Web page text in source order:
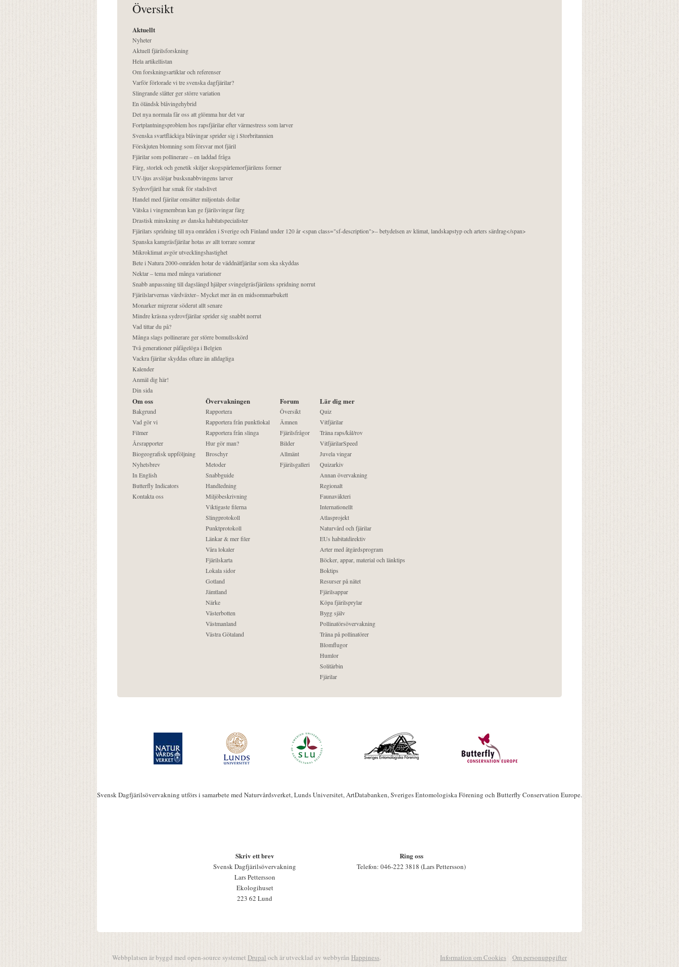
Översikt
Aktuellt
Nyheter
Aktuell fjärilsforskning
Hela artikellistan
Om forskningsartiklar och referenser
Varför förlorade vi tre svenska dagfjärilar?
Slingrande slåtter ger större variation
En öländsk blåvingehybrid
Det nya normala får oss att glömma hur det var
Fortplantningsproblem hos rapsfjärilar efter värmestress som larver
Svenska svartfläckiga blåvingar sprider sig i Storbritannien
Förskjuten blomning som försvar mot fjäril
Fjärilar som pollinerare – en laddad fråga
Färg, storlek och genetik skiljer skogspärlemorfjärilens former
UV-ljus avslöjar busksnabbvingens larver
Sydrovfjäril har smak för stadslivet
Handel med fjärilar omsätter miljontals dollar
Vätska i vingmembran kan ge fjärilsvingar färg
Drastisk minskning av danska habitatspecialister
Fjärilars spridning till nya områden i Sverige och Finland under 120 år <span class="sf-description">– betydelsen av klimat, landskapstyp och arters särdrag</span>
Spanska kamgräsfjärilar hotas av allt torrare somrar
Mikroklimat avgör utvecklingshastighet
Bete i Natura 2000-områden hotar de väddnätfjärilar som ska skyddas
Nektar – tema med många variationer
Snabb anpassning till dagslängd hjälper svingelgräsfjärilens spridning norrut
Fjärilslarvernas värdväxter– Mycket mer än en midsommarbukett
Monarker migrerar söderut allt senare
Mindre kräsna sydrovfjärilar sprider sig snabbt norrut
Vad tittar du på?
Många slags pollinerare ger större bomullsskörd
Två generationer påfågelöga i Belgien
Vackra fjärilar skyddas oftare än alldagliga
Kalender
Anmäl dig här!
Din sida
Om oss
Bakgrund
Vad gör vi
Filmer
Årsrapporter
Biogeografisk uppföljning
Nyhetsbrev
In English
Butterfly Indicators
Kontakta oss
Övervakningen
Rapportera
Rapportera från punktlokal
Rapportera från slinga
Hur gör man?
Broschyr
Metoder
Snabbguide
Handledning
Miljöbeskrivning
Viktigaste filerna
Slingprotokoll
Punktprotokoll
Länkar & mer filer
Våra lokaler
Fjärilskarta
Lokala sidor
Gotland
Jämtland
Närke
Västerbotten
Västmanland
Västra Götaland
Forum
Översikt
Ämnen
Fjärilsfrågor
Bilder
Allmänt
Fjärilsgalleri
Lär dig mer
Quiz
Vitfjärilar
Träna raps/kål/rov
VitfjärilarSpeed
Juvela vingar
Quizarkiv
Annan övervakning
Regionalt
Faunaväkteri
Internationellt
Atlasprojekt
Naturvård och fjärilar
EUs habitatdirektiv
Arter med åtgärdsprogram
Böcker, appar, material och länktips
Boktips
Resurser på nätet
Fjärilsappar
Köpa fjärilsprylar
Bygg själv
Pollinatörsövervakning
Träna på pollinatörer
Blomflugor
Humlor
Solitärbin
Fjärilar
Svensk Dagfjärilsövervakning utförs i samarbete med Naturvårdsverket, Lunds Universitet, ArtDatabanken, Sveriges Entomologiska Förening och Butterfly Conservation Europe.
Skriv ett brev
Svensk Dagfjärilsövervakning
Lars Pettersson
Ekologihuset
223 62 Lund
Ring oss
Telefon: 046-222 3818 (Lars Pettersson)
Webbplatsen är byggd med open-source systemet Drupal och är utvecklad av webbyrån Happiness. Information om Cookies Om personuppgifter